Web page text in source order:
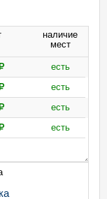
наличие
мест
есть
есть
есть
есть